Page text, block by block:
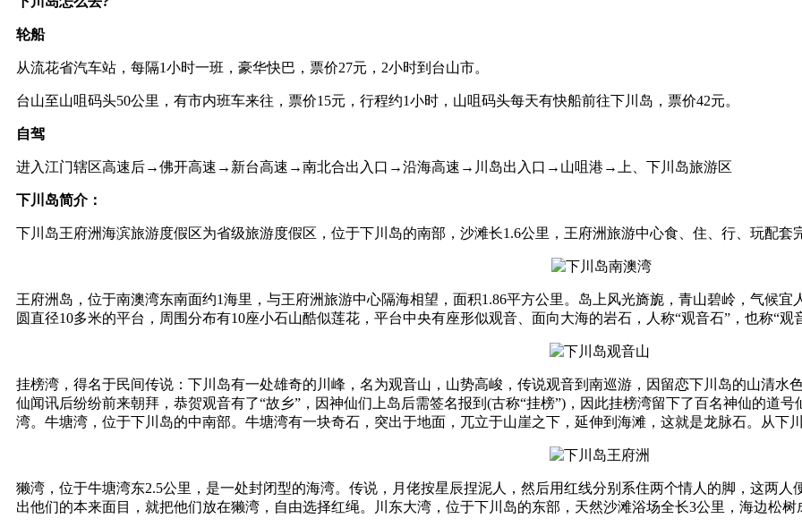
轮船
从流花省汽车站，每隔1小时一班，豪华快巴，票价27元，2小时到台山市。
台山至山咀码头50公里，有市内班车来往，票价15元，行程约1小时，山咀码头每天有快船前往下川岛，票价42元。
自驾
进入江门辖区高速后→佛开高速→新台高速→南北合出入口→沿海高速→川岛出入口→山咀港→上、下川岛旅游区
下川岛简介：
下川岛王府洲海滨旅游度假区为省级旅游度假区，位于下川岛的南部，沙滩长1.6公里，王府洲旅游中心食、住、行、玩配
王府洲岛，位于南澳湾东南面约1海里，与王府洲旅游中心隔海相望，面积1.86平方公里。岛上风光旖旎，青山碧岭，气候宜
圆直径10多米的平台，周围分布有10座小石山酷似莲花，平台中央有座形似观音、面向大海的岩石，人称“观音石”，也称“观
挂榜湾，得名于民间传说：下川岛有一处雄奇的川峰，名为观音山，山势高峻，传说观音到南巡游，因留恋下川岛的山清水
仙闻讯后纷纷前来朝拜，恭贺观音有了“故乡”，因神仙们上岛后需签名报到(古称“挂榜”)，因此挂榜湾留下了百名神仙的道
湾。牛塘湾，位于下川岛的中南部。牛塘湾有一块奇石，突出于地面，兀立于山崖之下，延伸到海滩，这就是龙脉石。从下
獭湾，位于牛塘湾东2.5公里，是一处封闭型的海湾。传说，月佬按星辰捏泥人，然后用红线分别系住两个情人的脚，这两
出他们的本来面目，就把他们放在獭湾，自由选择红绳。川东大湾，位于下川岛的东部，天然沙滩浴场全长3公里，海边松